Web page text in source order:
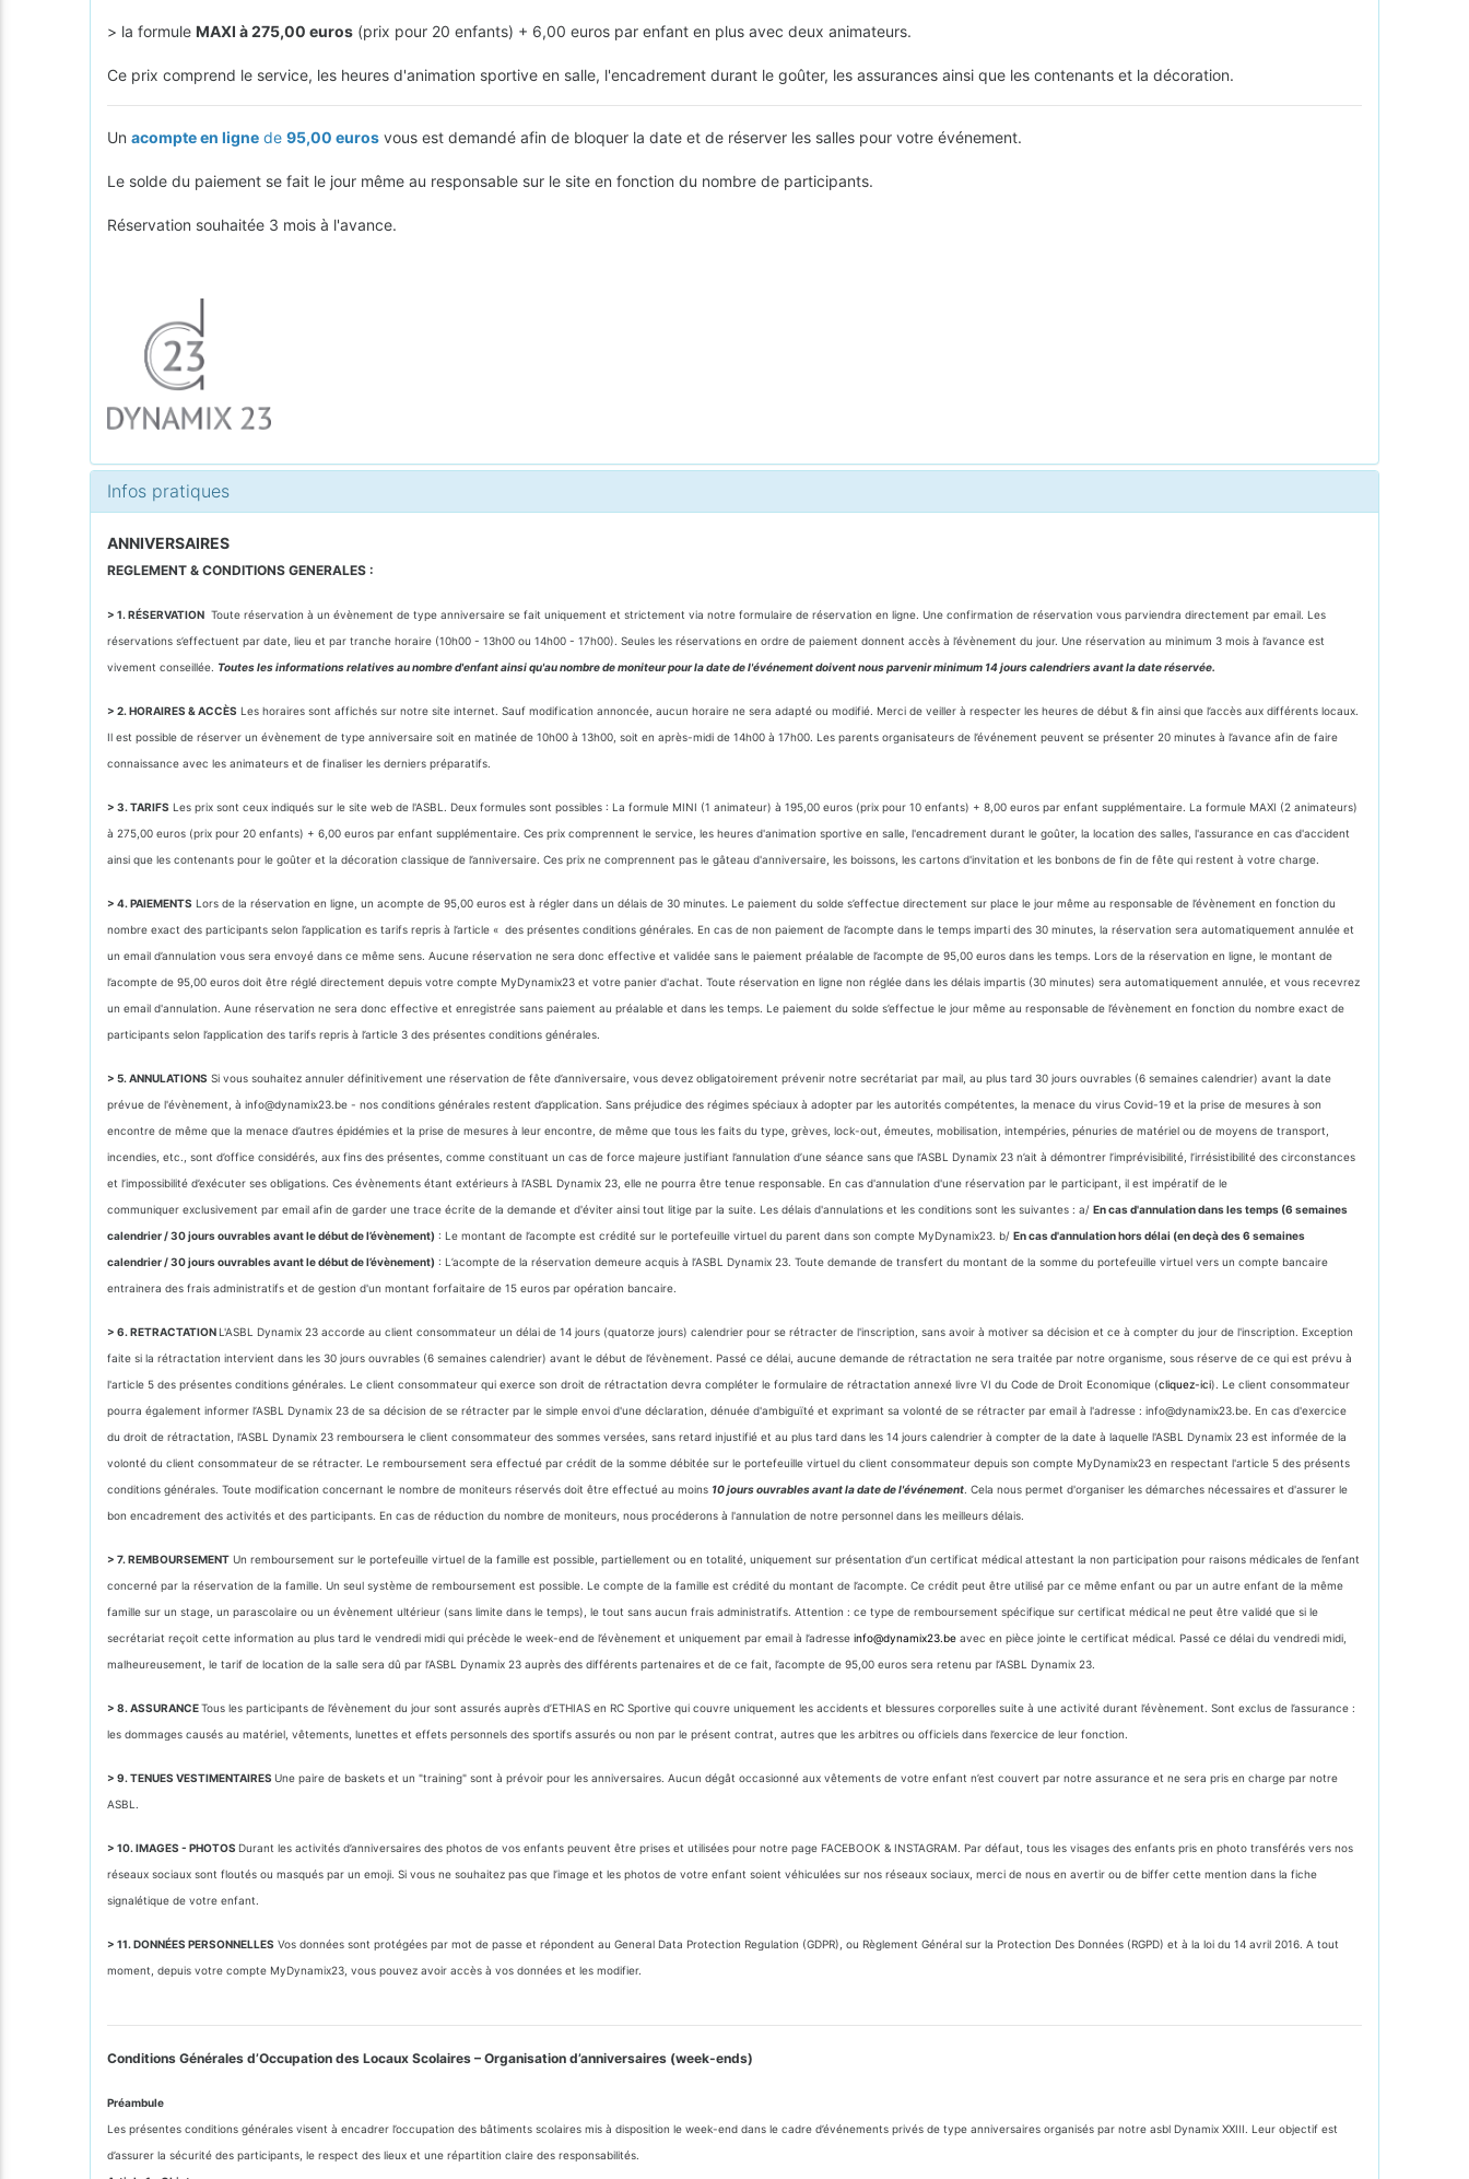
> la formuleMAXI à 275,00 euros (prix pour 20 enfants) + 6,00 euros par enfant en plus avec deux animateurs.
Ce prix comprend le service, les heures d'animation sportive en salle, l'encadrement durant le goûter, les assurances ainsi que les contenants et la décoration.
Unacompte en ligne de95,00 euros vous est demandé afin de bloquer la date et de réserver les salles pour votre événement.
Le solde du paiement se fait le jour même au responsable sur le site en fonction du nombre de participants.
Réservation souhaitée 3 mois à l'avance.
Infos pratiques
ANNIVERSAIRES
REGLEMENT & CONDITIONS GENERALES :
> 1. RÉSERVATION Toute réservation à un évènement de type anniversaire se fait uniquement et strictement via notre formulaire de réservation en ligne. Une confirmation de réservation vous parviendra directement par email. Les
réservations s’effectuent par date, lieu et par tranche horaire (10h00 - 13h00 ou 14h00 - 17h00). Seules les réservations en ordre de paiement donnent accès à l’évènement du jour. Une réservation au minimum 3 mois à l’avance est
vivement conseillée. Toutes les informations relatives au nombre d'enfant ainsi qu'au nombre de moniteur pour la date de l'événement doivent nous parvenir minimum 14 jours calendriers avant la date réservée.
> 2. HORAIRES & ACCÈS Les horaires sont affichés sur notre site internet. Sauf modification annoncée, aucun horaire ne sera adapté ou modifié. Merci de veiller à respecter les heures de début & fin ainsi que l’accès aux différents locaux.
Il est possible de réserver un évènement de type anniversaire soit en matinée de 10h00 à 13h00, soit en après-midi de 14h00 à 17h00. Les parents organisateurs de l’événement peuvent se présenter 20 minutes à l’avance afin de faire
connaissance avec les animateurs et de finaliser les derniers préparatifs.
> 3. TARIFS Les prix sont ceux indiqués sur le site web de l'ASBL. Deux formules sont possibles : La formule MINI (1 animateur) à 195,00 euros (prix pour 10 enfants) + 8,00 euros par enfant supplémentaire. La formule MAXI (2 animateurs)
à 275,00 euros (prix pour 20 enfants) + 6,00 euros par enfant supplémentaire. Ces prix comprennent le service, les heures d'animation sportive en salle, l'encadrement durant le goûter, la location des salles, l'assurance en cas d'accident
ainsi que les contenants pour le goûter et la décoration classique de l’anniversaire. Ces prix ne comprennent pas le gâteau d'anniversaire, les boissons, les cartons d'invitation et les bonbons de fin de fête qui restent à votre charge.
> 4. PAIEMENTS Lors de la réservation en ligne, un acompte de 95,00 euros est à régler dans un délais de 30 minutes. Le paiement du solde s’effectue directement sur place le jour même au responsable de l’évènement en fonction du
nombre exact des participants selon l’application es tarifs repris à l’article « des présentes conditions générales. En cas de non paiement de l’acompte dans le temps imparti des 30 minutes, la réservation sera automatiquement annulée et
un email d’annulation vous sera envoyé dans ce même sens. Aucune réservation ne sera donc effective et validée sans le paiement préalable de l’acompte de 95,00 euros dans les temps. Lors de la réservation en ligne, le montant de
l’acompte de 95,00 euros doit être réglé directement depuis votre compte MyDynamix23 et votre panier d'achat. Toute réservation en ligne non réglée dans les délais impartis (30 minutes) sera automatiquement annulée, et vous recevrez
un email d'annulation. Aune réservation ne sera donc effective et enregistrée sans paiement au préalable et dans les temps. Le paiement du solde s’effectue le jour même au responsable de l’évènement en fonction du nombre exact de
participants selon l’application des tarifs repris à l’article 3 des présentes conditions générales.
> 5. ANNULATIONS Si vous souhaitez annuler définitivement une réservation de fête d’anniversaire, vous devez obligatoirement prévenir notre secrétariat par mail, au plus tard 30 jours ouvrables (6 semaines calendrier) avant la date
prévue de l'évènement, à info@dynamix23.be - nos conditions générales restent d’application. Sans préjudice des régimes spéciaux à adopter par les autorités compétentes, la menace du virus Covid-19 et la prise de mesures à son
encontre de même que la menace d’autres épidémies et la prise de mesures à leur encontre, de même que tous les faits du type, grèves, lock-out, émeutes, mobilisation, intempéries, pénuries de matériel ou de moyens de transport,
incendies, etc., sont d’office considérés, aux fins des présentes, comme constituant un cas de force majeure justifiant l’annulation d’une séance sans que l’ASBL Dynamix 23 n’ait à démontrer l’imprévisibilité, l’irrésistibilité des circonstances
et l’impossibilité d’exécuter ses obligations. Ces évènements étant extérieurs à l’ASBL Dynamix 23, elle ne pourra être tenue responsable. En cas d'annulation d'une réservation par le participant, il est impératif de le
communiquer exclusivement par email afin de garder une trace écrite de la demande et d'éviter ainsi tout litige par la suite. Les délais d'annulations et les conditions sont les suivantes : a/En cas d'annulation dans les temps (6 semaines
calendrier / 30 jours ouvrables avant le début de l’évènement) : Le montant de l’acompte est crédité sur le portefeuille virtuel du parent dans son compte MyDynamix23. b/En cas d'annulation hors délai (en deçà des 6 semaines
calendrier / 30 jours ouvrables avant le début de l’évènement) : L’acompte de la réservation demeure acquis à l’ASBL Dynamix 23. Toute demande de transfert du montant de la somme du portefeuille virtuel vers un compte bancaire
entrainera des frais administratifs et de gestion d'un montant forfaitaire de 15 euros par opération bancaire.
> 6. RETRACTATIONL'ASBL Dynamix 23 accorde au client consommateur un délai de 14 jours (quatorze jours) calendrier pour se rétracter de l'inscription, sans avoir à motiver sa décision et ce à compter du jour de l'inscription. Exception
faite si la rétractation intervient dans les 30 jours ouvrables (6 semaines calendrier) avant le début de l’évènement. Passé ce délai, aucune demande de rétractation ne sera traitée par notre organisme, sous réserve de ce qui est prévu à
l'article 5 des présentes conditions générales. Le client consommateur qui exerce son droit de rétractation devra compléter le formulaire de rétractation annexé livre VI du Code de Droit Economique (cliquez-ici). Le client consommateur
pourra également informer l’ASBL Dynamix 23 de sa décision de se rétracter par le simple envoi d'une déclaration, dénuée d'ambiguïté et exprimant sa volonté de se rétracter par email à l'adresse : info@dynamix23.be. En cas d'exercice
du droit de rétractation, l'ASBL Dynamix 23 remboursera le client consommateur des sommes versées, sans retard injustifié et au plus tard dans les 14 jours calendrier à compter de la date à laquelle l'ASBL Dynamix 23 est informée de la
volonté du client consommateur de se rétracter. Le remboursement sera effectué par crédit de la somme débitée sur le portefeuille virtuel du client consommateur depuis son compte MyDynamix23 en respectant l'article 5 des présents
conditions générales. Toute modification concernant le nombre de moniteurs réservés doit être effectué au moins 10 jours ouvrables avant la date de l'événement . Cela nous permet d'organiser les démarches nécessaires et d'assurer le
bon encadrement des activités et des participants. En cas de réduction du nombre de moniteurs, nous procéderons à l'annulation de notre personnel dans les meilleurs délais.
> 7. REMBOURSEMENT Un remboursement sur le portefeuille virtuel de la famille est possible, partiellement ou en totalité, uniquement sur présentation d’un certificat médical attestant la non participation pour raisons médicales de l’enfant
concerné par la réservation de la famille. Un seul système de remboursement est possible. Le compte de la famille est crédité du montant de l’acompte. Ce crédit peut être utilisé par ce même enfant ou par un autre enfant de la même
famille sur un stage, un parascolaire ou un évènement ultérieur (sans limite dans le temps), le tout sans aucun frais administratifs. Attention : ce type de remboursement spécifique sur certificat médical ne peut être validé que si le
secrétariat reçoit cette information au plus tard le vendredi midi qui précède le week-end de l’évènement et uniquement par email à l’adresseinfo@dynamix23.be avec en pièce jointe le certificat médical. Passé ce délai du vendredi midi,
malheureusement, le tarif de location de la salle sera dû par l’ASBL Dynamix 23 auprès des différents partenaires et de ce fait, l’acompte de 95,00 euros sera retenu par l’ASBL Dynamix 23.
> 8. ASSURANCETous les participants de l’évènement du jour sont assurés auprès d’ETHIAS en RC Sportive qui couvre uniquement les accidents et blessures corporelles suite à une activité durant l’évènement. Sont exclus de l’assurance :
les dommages causés au matériel, vêtements, lunettes et effets personnels des sportifs assurés ou non par le présent contrat, autres que les arbitres ou officiels dans l’exercice de leur fonction.
> 9. TENUES VESTIMENTAIRESUne paire de baskets et un "training" sont à prévoir pour les anniversaires. Aucun dégât occasionné aux vêtements de votre enfant n’est couvert par notre assurance et ne sera pris en charge par notre
ASBL.
> 10. IMAGES - PHOTOSDurant les activités d’anniversaires des photos de vos enfants peuvent être prises et utilisées pour notre page FACEBOOK & INSTAGRAM. Par défaut, tous les visages des enfants pris en photo transférés vers nos
réseaux sociaux sont floutés ou masqués par un emoji. Si vous ne souhaitez pas que l’image et les photos de votre enfant soient véhiculées sur nos réseaux sociaux, merci de nous en avertir ou de biffer cette mention dans la fiche
signalétique de votre enfant.
> 11. DONNÉES PERSONNELLES Vos données sont protégées par mot de passe et répondent au General Data Protection Regulation (GDPR), ou Règlement Général sur la Protection Des Données (RGPD) et à la loi du 14 avril 2016. A tout
moment, depuis votre compte MyDynamix23, vous pouvez avoir accès à vos données et les modifier.
Conditions Générales d’Occupation des Locaux Scolaires – Organisation d’anniversaires (week-ends)
Préambule
Les présentes conditions générales visent à encadrer l’occupation des bâtiments scolaires mis à disposition le week-end dans le cadre d’événements privés de type anniversaires organisés par notre asbl Dynamix XXIII. Leur objectif est
d’assurer la sécurité des participants, le respect des lieux et une répartition claire des responsabilités.